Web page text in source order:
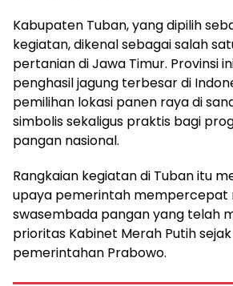
Kabupaten Tuban, yang dipilih
kegiatan, dikenal sebagai salah
pertanian di Jawa Timur. Provinsi
penghasil jagung terbesar di
pemilihan lokasi panen raya di
simbolis sekaligus praktis bagi
pangan nasional.
Rangkaian kegiatan di Tuban itu
upaya pemerintah mempercepat
swasembada pangan yang telah
prioritas Kabinet Merah Putih
pemerintahan Prabowo.